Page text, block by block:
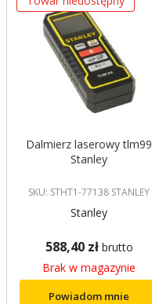
Dalmierz laserowy tlm99
Stanley
SKU: STHT1-77138 STANLEY
Stanley
588,40 zł brutto
Brak w magazynie
Powiadom mnie